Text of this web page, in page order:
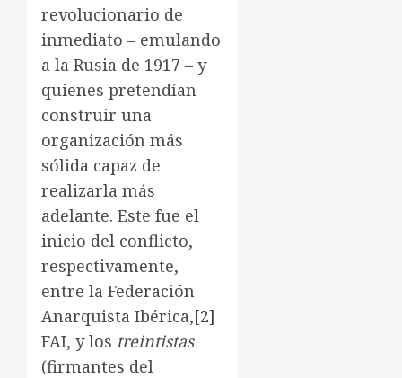
revolucionario de
inmediato – emulando
a la Rusia de 1917 – y
quienes pretendían
construir una
organización más
sólida capaz de
realizarla más
adelante. Este fue el
inicio del conflicto,
respectivamente,
entre la Federación
Anarquista Ibérica,[2]
FAI, y los treintistas
(firmantes del